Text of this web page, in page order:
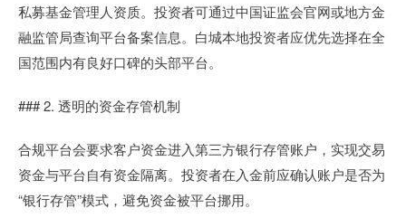
私募基金管理人资质。投资者可通过中国证监会官网或地方金
融监管局查询平台备案信息。白城本地投资者应优先选择在全
国范围内有良好口碑的头部平台。
### 2. 透明的资金存管机制
合规平台会要求客户资金进入第三方银行存管账户，实现交易
资金与平台自有资金隔离。投资者在入金前应确认账户是否为
“银行存管”模式，避免资金被平台挪用。